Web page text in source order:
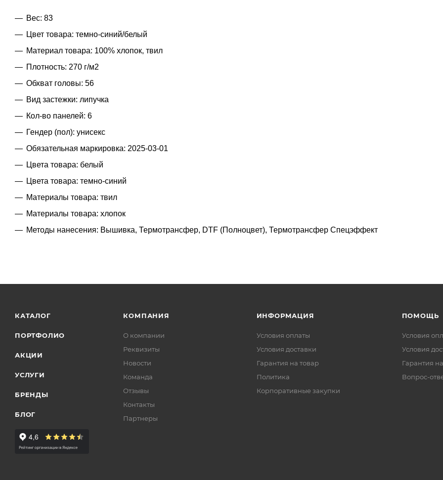
Вес: 83
Цвет товара: темно-синий/белый
Материал товара: 100% хлопок, твил
Плотность: 270 г/м2
Обхват головы: 56
Вид застежки: липучка
Кол-во панелей: 6
Гендер (пол): унисекс
Обязательная маркировка: 2025-03-01
Цвета товара: белый
Цвета товара: темно-синий
Материалы товара: твил
Материалы товара: хлопок
Методы нанесения: Вышивка, Термотрансфер, DTF (Полноцвет), Термотрансфер Спецэффект
КАТАЛОГ
ПОРТФОЛИО
АКЦИИ
УСЛУГИ
БРЕНДЫ
БЛОГ
КОМПАНИЯ
О компании
Реквизиты
Новости
Команда
Отзывы
Контакты
Партнеры
ИНФОРМАЦИЯ
Условия оплаты
Условия доставки
Гарантия на товар
Политика
Корпоративные закупки
ПОМОЩЬ
Условия
Условия
Гарантия
Вопрос-